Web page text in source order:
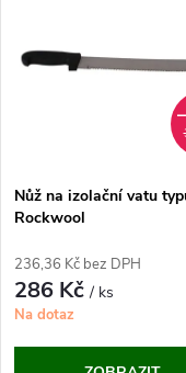
t
t
Nůž na izolační vatu
Rockwool
236,36 Kč bez DPH
286 Kč/ ks
Na dotaz